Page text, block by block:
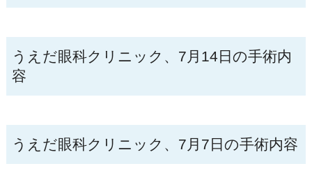
うえだ眼科クリニック、7月14日の手術内
容
うえだ眼科クリニック、7月7日の手術内容